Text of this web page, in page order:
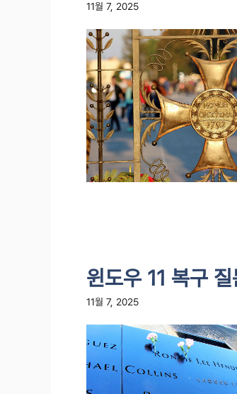
11월 7, 2025
윈도우 11 복구
11월 7, 2025